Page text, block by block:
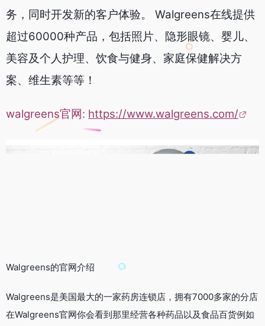
务，同时开发新的客户体验。 Walgreens在线提供
超过60000种产品，包括照片、隐形眼镜、婴儿、
美容及个人护理、饮食与健身、家庭保健解决方
案、维生素等等！
walgreens官网: https://www.walgreens.com/
Walgreens的官网介绍
Walgreens是美国最大的一家药房连锁店，拥有7000多家的分店
在Walgreens官网你会看到那里经营各种药品以及食品百货例如